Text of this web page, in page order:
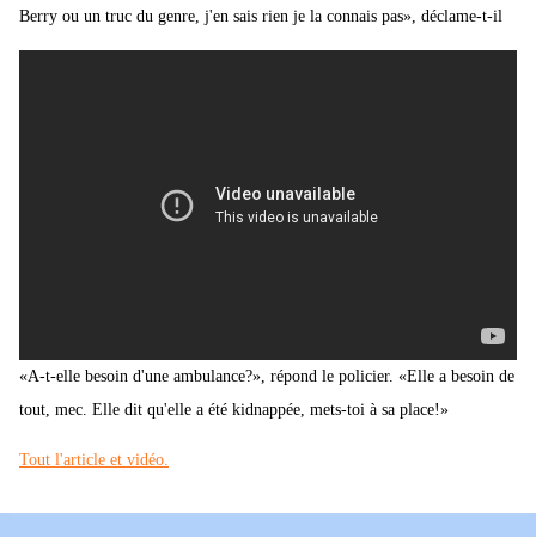
Berry ou un truc du genre, j'en sais rien je la connais pas», déclame-t-il
«A-t-elle besoin d'une ambulance?», répond le policier. «Elle a besoin de
tout, mec. Elle dit qu'elle a été kidnappée, mets-toi à sa place!»
Tout l'article et vidéo.